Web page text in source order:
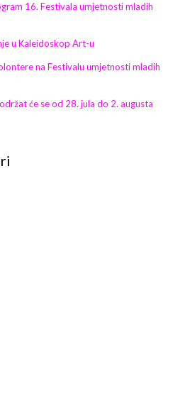
16. Festivala umjetnosti mladih
u Kaleidoskop Art-u
na Festivalu umjetnosti mladih
će se od 28. jula do 2. augusta